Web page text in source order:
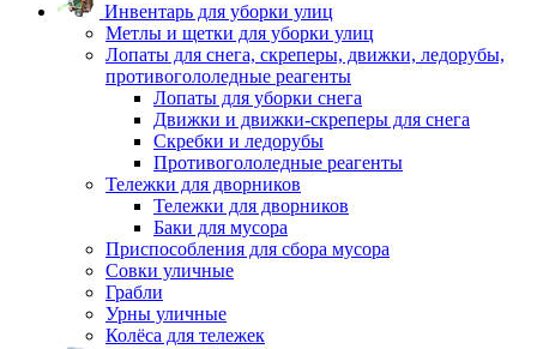
Инвентарь для уборки улиц
Метлы и щетки для уборки улиц
Лопаты для снега, скреперы, движки, ледорубы,
противогололедные реагенты
Лопаты для уборки снега
Движки и движки-скреперы для снега
Скребки и ледорубы
Противогололедные реагенты
Тележки для дворников
Тележки для дворников
Баки для мусора
Приспособления для сбора мусора
Совки уличные
Грабли
Урны уличные
Колёса для тележек